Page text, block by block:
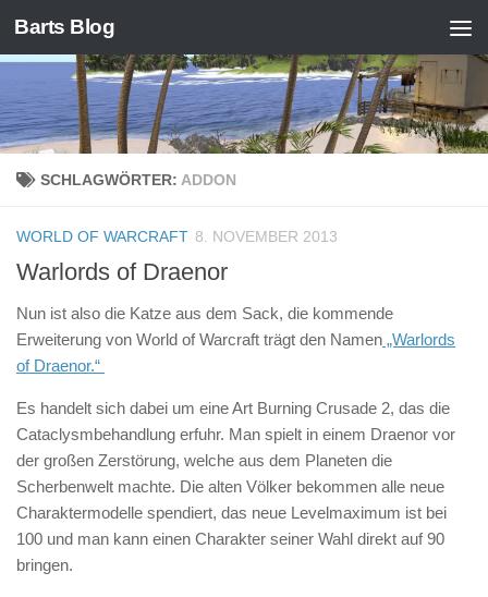
Zum Inhalt springen
Barts Blog
SCHLAGWÖRTER: ADDON
WORLD OF WARCRAFT 8. NOVEMBER 2013
Warlords of Draenor
Nun ist also die Katze aus dem Sack, die kommende
Erweiterung von World of Warcraft trägt den Namen „Warlords
of Draenor.“
Es handelt sich dabei um eine Art Burning Crusade 2, das die
Cataclysmbehandlung erfuhr. Man spielt in einem Draenor vor
der großen Zerstörung, welche aus dem Planeten die
Scherbenwelt machte. Die alten Völker bekommen alle neue
Charaktermodelle spendiert, das neue Levelmaximum ist bei
100 und man kann einen Charakter seiner Wahl direkt auf 90
bringen.